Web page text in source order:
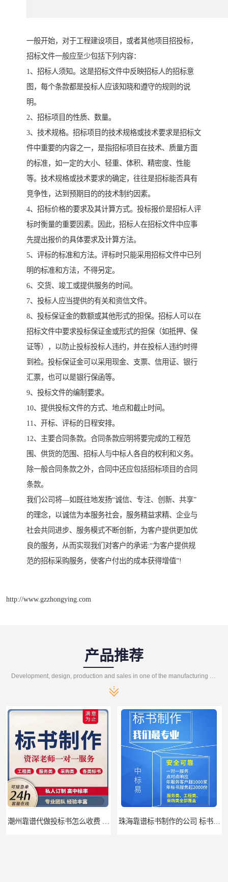
一般开始，对于工程建设项目，或者其他项目招投标，
招标文件一般应至少包括下列内容：
1、招标人须知。这是招标文件中反映招标人的招标意
图，每个条款都是投标人应该知晓和遵守的规则的说
明。
2、招标项目的性质、数量。
3、技术规格。招标项目的技术规格或技术要求是招标文
件中重要的内容之一，是指招标项目在技术、质量方面
的标准，如一定的大小、轻重、体积、精密度、性能
等。技术规格或技术要求的确定，往往是招标能否具有
竞争性，达到预期目的的技术制约因素。
4、招标价格的要求及其计算方式。投标报价是招标人评
标时衡量的重要因素。因此，招标人在招标文件中应事
先提出报价的具体要求及计算方法。
5、评标的标准和方法。评标时只能采用招标文件中已列
明的标准和方法，不得另定。
6、交货、竣工或提供服务的时间。
7、投标人应当提供的有关和资信文件。
8、投标保证金的数额或其他形式的担保。招标人可以在
招标文件中要求投标保证金或形式的担保（如抵押、保
证等），以防止投标投标人违约，并在投标人违约时得
到裣。投标保证金可以采用现金、支票、信用证、银行
汇票，也可以是银行保函等。
9、投标文件的编制要求。
10、提供投标文件的方式、地点和截止时间。
11、开标、评标的日程安排。
12、主要合同条款。合同条款应明将要完成的工程范
围、供货的范围、招标人与中标人各自的权利和义务。
除一般合同条款之外，合同中还应包括招标项目的合同
条款。
我们公司将—如既往地发扬“诚信、专注、创新、共享”
的理念，以诚信为本服务社会，服务精益求精、企业与
社会共同进步、服务模式不断创新，为客户提供更加优
良的服务，从而实现我们对客户的承诺:“为客户提供规
范的招标采购服务，使客户付出的成本获得增值”!
http://www.gzzhongying.com
产品推荐